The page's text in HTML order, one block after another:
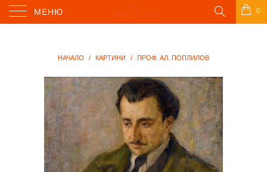
МЕНЮ 0
НАЧАЛО / КАРТИНИ / ПРОФ. АЛ. ПОПЛИЛОВ